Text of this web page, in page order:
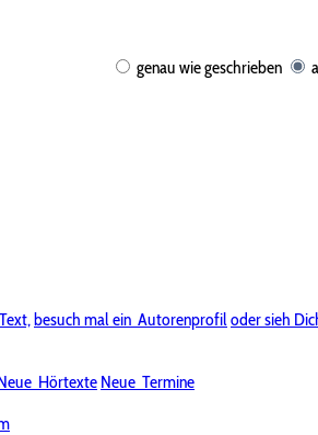
genau wie geschrieben
Text,besuch mal ein Autorenprofiloder sieh
Hörtexte Neue Termine